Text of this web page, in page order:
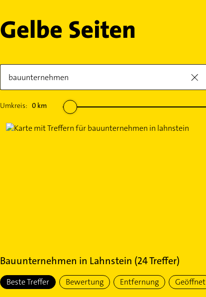
Umkreis: 0km
Bauunternehmen in Lahnstein (24Treffer)
Beste Treffer Bewertung Entfernung Geöffnet